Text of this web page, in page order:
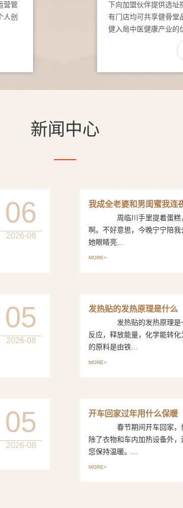
营管
人创
下向加盟伙伴提供选址
有门店均可共享健骨堂
健入局中医健康产业的
新闻中心
06
2026-08
我成全老婆和男闺蜜我连
周临川手里提着蛋糕，
啊。不好意思，今晚宁宁陪
她眼睛亮...
MORE+
05
2026-08
发热贴的发热原理是什么
发热贴的发热原理是一
反应，释放能量，化学能
的原料是由铁...
MORE+
05
2026-08
开车回家过年用什么保暖
春节期间开车回家，如
除了衣物和车内加热设备外
您保持温暖。...
MORE+